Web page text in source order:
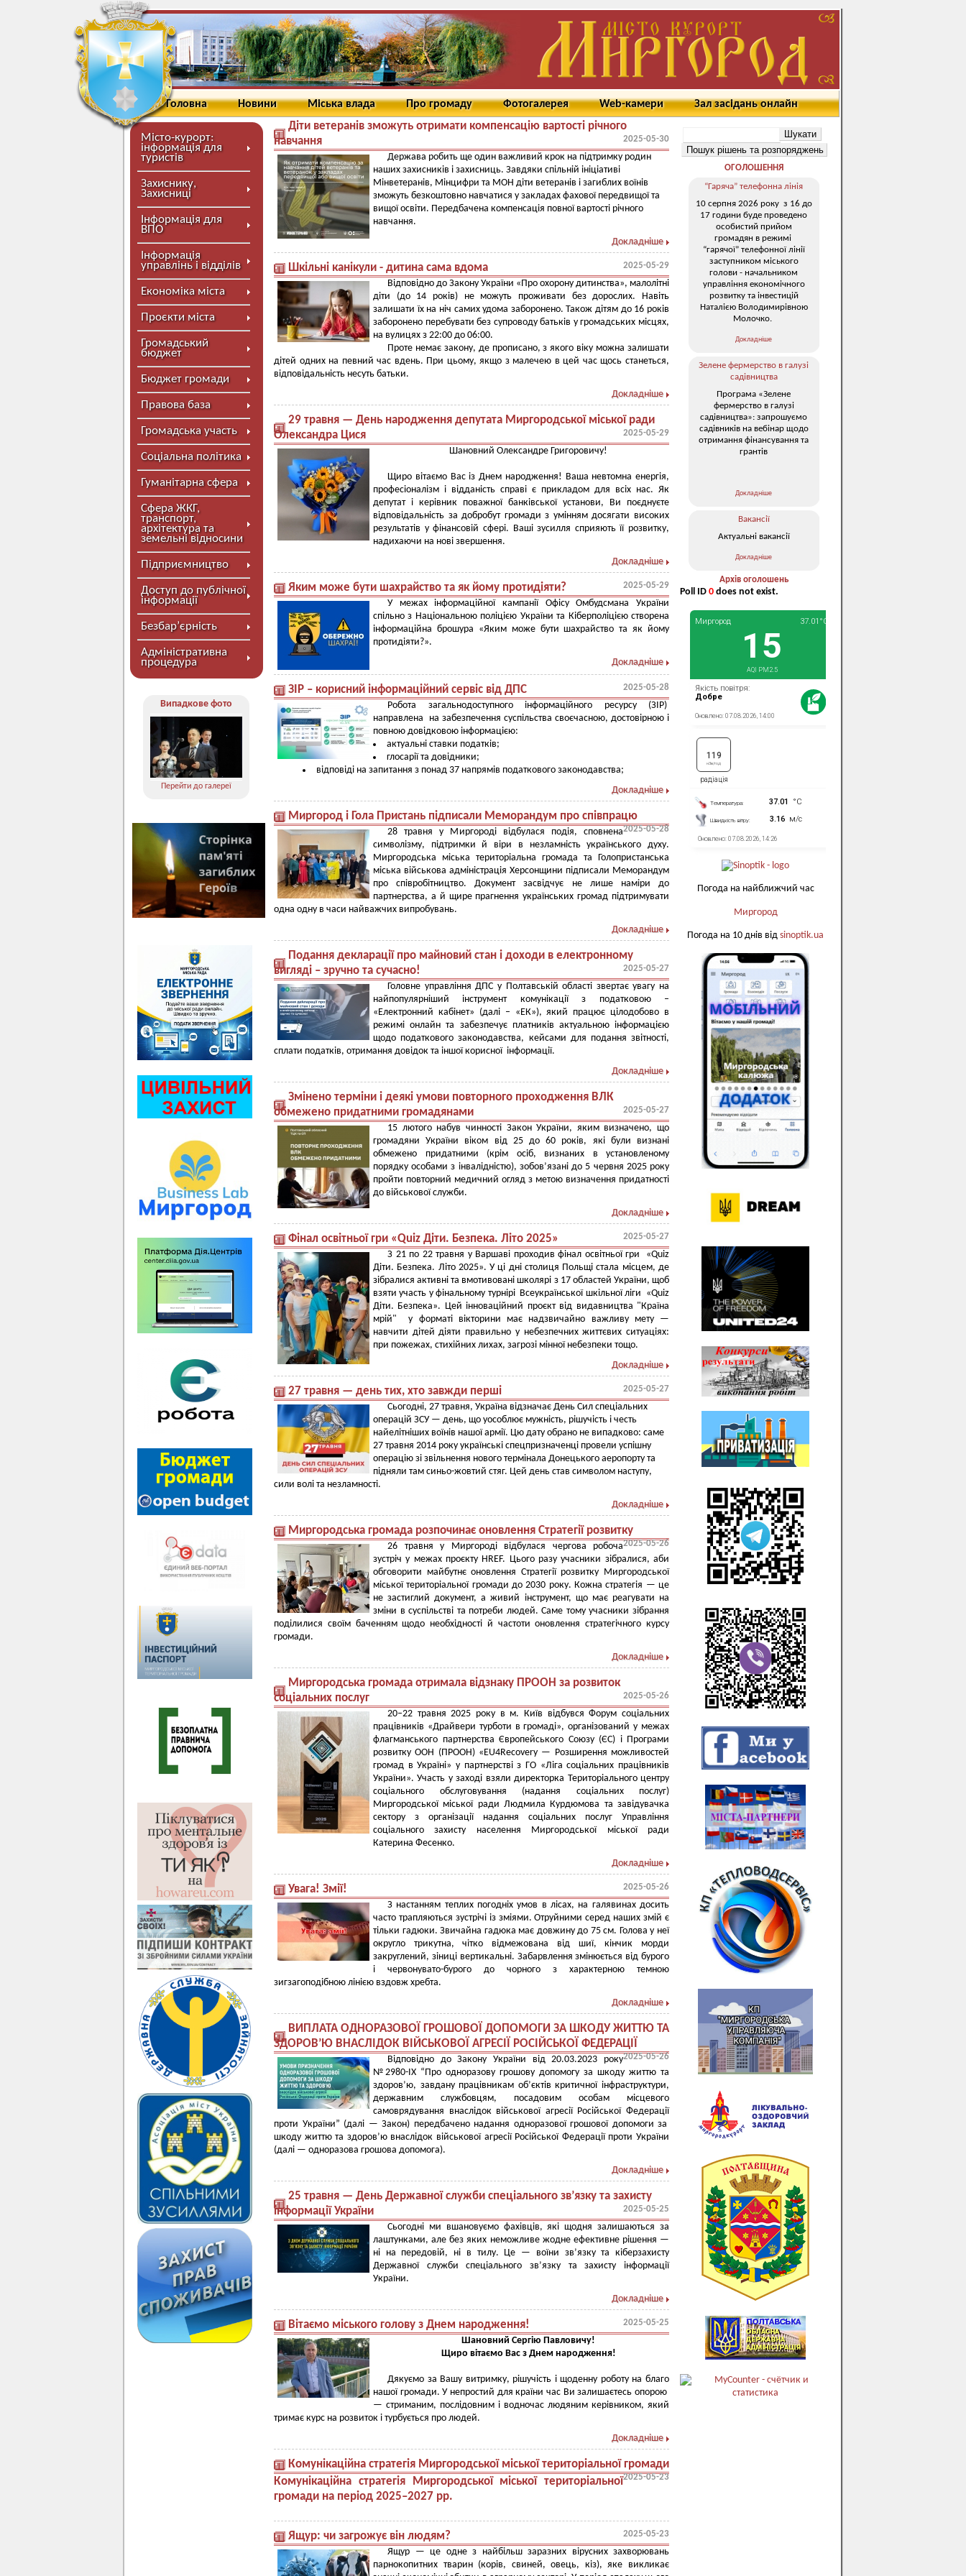
Головна Новини Міська влада Про громаду Фотогалерея Web-камери Зал засідань онлайн
Місто-курорт:
інформація для
туристів
Захиснику,
Захисниці
Інформація для
ВПО
Інформація
управлінь і відділів
Економіка міста
Проєкти міста
Громадський
бюджет
Бюджет громади
Правова база
Громадська участь
Соціальна політика
Гуманітарна сфера
Сфера ЖКГ,
транспорт,
архітектура та
земельні відносини
Підприємництво
Доступ до публічної
інформації
Безбар’єрність
Адміністративна
процедура
Випадкове фото
Перейти до галереї
Діти ветеранів зможуть отримати компенсацію вартості річного
навчання
2025-05-30
Держава робить ще один важливий крок на підтримку родин
наших захисників і захисниць. Завдяки спільній ініціативі
Мінветеранів, Мінцифри та МОН діти ветеранів і загиблих воїнів
зможуть безкоштовно навчатися у закладах фахової передвищої та
вищої освіти. Передбачена компенсація повної вартості річного
навчання.
Докладніше
Шкільні канікули - дитина сама вдома 2025-05-29
Відповідно до Закону України «Про охорону дитинства», малолітні
діти (до 14 років) не можуть проживати без дорослих. Навіть
залишати їх на ніч самих удома заборонено. Також дітям до 16 років
заборонено перебувати без супроводу батьків у громадських місцях,
на вулицях з 22:00 до 06:00.
Проте немає закону, де прописано, з якого віку можна залишати
дітей одних на певний час вдень. При цьому, якщо з малечею в цей час щось станеться,
відповідальність несуть батьки.
Докладніше
29 травня — День народження депутата Миргородської міської ради
Олександра Цися
2025-05-29
Шановний Олександре Григоровичу!
Щиро вітаємо Вас із Днем народження! Ваша невтомна енергія,
професіоналізм і відданість справі є прикладом для всіх нас. Як
депутат і керівник поважної банківської установи, Ви поєднуєте
відповідальність за добробут громади з умінням досягати високих
результатів у фінансовій сфері. Ваші зусилля сприяють її розвитку,
надихаючи на нові звершення.
Докладніше
Яким може бути шахрайство та як йому протидіяти? 2025-05-29
У межах інформаційної кампанії Офісу Омбудсмана України
спільно з Національною поліцією України та Кіберполіцією створена
інформаційна брошура «Яким може бути шахрайство та як йому
протидіяти?».
Докладніше
ЗІР – корисний інформаційний сервіс від ДПС 2025-05-28
Робота загальнодоступного інформаційного ресурсу (ЗІР)
направлена на забезпечення суспільства своєчасною, достовірною і
повною довідковою інформацією:
актуальні ставки податків;
глосарії та довідники;
відповіді на запитання з понад 37 напрямів податкового законодавства;
Докладніше
Миргород і Гола Пристань підписали Меморандум про співпрацю
2025-05-28
28 травня у Миргороді відбулася подія, сповнена
символізму, підтримки й віри в незламність українського духу.
Миргородська міська територіальна громада та Голопристанська
міська військова адміністрація Херсонщини підписали Меморандум
про співробітництво. Документ засвідчує не лише наміри до
партнерства, а й щире прагнення українських громад підтримувати
одна одну в часи найважчих випробувань.
Докладніше
Подання декларації про майновий стан і доходи в електронному
вигляді – зручно та сучасно!
2025-05-27
Головне управління ДПС у Полтавській області звертає увагу на
найпопулярніший інструмент комунікації з податковою –
«Електронний кабінет» (далі – «ЕК»), який працює цілодобово в
режимі онлайн та забезпечує платників актуальною інформацією
щодо податкового законодавства, кейсами для подання звітності,
сплати податків, отримання довідок та іншої корисної інформації.
Докладніше
Змінено терміни і деякі умови повторного проходження ВЛК
обмежено придатними громадянами
2025-05-27
15 лютого набув чинності Закон України, яким визначено, що
громадяни України віком від 25 до 60 років, які були визнані
обмежено придатними (крім осіб, визнаних в установленому
порядку особами з інвалідністю), зобов’язані до 5 червня 2025 року
пройти повторний медичний огляд з метою визначення придатності
до військової служби.
Докладніше
Фінал освітньої гри «Quiz Діти. Безпека. Літо 2025» 2025-05-27
З 21 по 22 травня у Варшаві проходив фінал освітньої гри «Quiz
Діти. Безпека. Літо 2025». У ці дні столиця Польщі стала місцем, де
зібралися активні та вмотивовані школярі з 17 областей України, щоб
взяти участь у фінальному турнірі Всеукраїнської шкільної ліги «Quiz
Діти. Безпека». Цей інноваційний проєкт від видавництва "Країна
мрій" у форматі вікторини має надзвичайно важливу мету —
навчити дітей діяти правильно у небезпечних життєвих ситуаціях:
при пожежах, стихійних лихах, загрозі мінної небезпеки тощо.
Докладніше
27 травня — день тих, хто завжди перші 2025-05-27
Сьогодні, 27 травня, Україна відзначає День Сил спеціальних
операцій ЗСУ — день, що уособлює мужність, рішучість і честь
найелітніших воїнів нашої армії. Цю дату обрано не випадково: саме
27 травня 2014 року українські спецпризначенці провели успішну
операцію зі звільнення нового термінала Донецького аеропорту та
підняли там синьо-жовтий стяг. Цей день став символом наступу,
сили волі та незламності.
Докладніше
Миргородська громада розпочинає оновлення Стратегії розвитку
2025-05-26
26 травня у Миргороді відбулася чергова робоча
зустріч у межах проєкту HREF. Цього разу учасники зібралися, аби
обговорити майбутнє оновлення Стратегії розвитку Миргородської
міської територіальної громади до 2030 року. Кожна стратегія — це
не застиглий документ, а живий інструмент, що має реагувати на
зміни в суспільстві та потреби людей. Саме тому учасники зібрання
поділилися своїм баченням щодо необхідності й частоти оновлення стратегічного курсу
громади.
Докладніше
Миргородська громада отримала відзнаку ПРООН за розвиток
соціальних послуг
2025-05-26
20–22 травня 2025 року в м. Київ відбувся Форум соціальних
працівників «Драйвери турботи в громаді», організований у межах
флагманського партнерства Європейського Союзу (ЄС) і Програми
розвитку ООН (ПРООН) «EU4Recovery — Розширення можливостей
громад в Україні» у партнерстві з ГО «Ліга соціальних працівників
України». Участь у заході взяли директорка Територіального центру
соціального обслуговування (надання соціальних послуг)
Миргородської міської ради Людмила Курдюмова та завідувачка
сектору з організації надання соціальних послуг Управління
соціального захисту населення Миргородської міської ради
Катерина Фесенко.
Докладніше
Увага! Змії! 2025-05-26
З настанням теплих погодніх умов в лісах, на галявинах досить
часто трапляються зустрічі із зміями. Отруйними серед наших змій є
тільки гадюки. Звичайна гадюка має довжину до 75 см. Голова у неї
округло трикутна, чітко відмежована від шиї, кінчик морди
закруглений, зіниці вертикальні. Забарвлення змінюється від бурого
і червонувато-бурого до чорного з характерною темною
зигзагоподібною лінією вздовж хребта.
Докладніше
ВИПЛАТА ОДНОРАЗОВОЇ ГРОШОВОЇ ДОПОМОГИ ЗА ШКОДУ ЖИТТЮ ТА
ЗДОРОВ’Ю ВНАСЛІДОК ВІЙСЬКОВОЇ АГРЕСІЇ РОСІЙСЬКОЇ ФЕДЕРАЦІЇ
2025-05-26
Відповідно до Закону України від 20.03.2023 року
№2980-ІХ “Про одноразову грошову допомогу за шкоду життю та
здоров’ю, завдану працівникам об’єктів критичної інфраструктури,
державним службовцям, посадовим особам місцевого
самоврядування внаслідок військової агресії Російської Федерації
проти України” (далі — Закон) передбачено надання одноразової грошової допомоги за
шкоду життю та здоров’ю внаслідок військової агресії Російської Федерації проти України
(далі — одноразова грошова допомога).
Докладніше
25 травня — День Державної служби спеціального зв’язку та захисту
інформації України
2025-05-25
Сьогодні ми вшановуємо фахівців, які щодня залишаються за
лаштунками, але без яких неможливе жодне ефективне рішення —
ні на передовій, ні в тилу. Це — воїни зв’язку та кіберзахисту
Державної служби спеціального зв’язку та захисту інформації
України.
Докладніше
Вітаємо міського голову з Днем народження! 2025-05-25
Шановний Сергію Павловичу!
Щиро вітаємо Вас з Днем народження!
Дякуємо за Вашу витримку, рішучість і щоденну роботу на благо
нашої громади. У непростий для країни час Ви залишаєтесь опорою
— стриманим, послідовним і водночас людяним керівником, який
тримає курс на розвиток і турбується про людей.
Докладніше
Комунікаційна стратегія Миргородської міської територіальної громади
2025-05-23
Комунікаційна стратегія Миргородської міської територіальної
громади на період 2025–2027 рр.
Ящур: чи загрожує він людям? 2025-05-23
Ящур — це одне з найбільш заразних вірусних захворювань
парнокопитних тварин (корів, свиней, овець, кіз), яке викликає
ОГОЛОШЕННЯ
“Гаряча” телефонна лінія
10 серпня 2026 року з 16 до
17 години буде проведено
особистий прийом
громадян в режимі
“гарячої” телефонної лінії
заступником міського
голови - начальником
управління економічного
розвитку та інвестицій
Наталією Володимирівною
Молочко.
Докладніше
Зелене фермерство в галузі
садівництва
Програма «Зелене
фермерство в галузі
садівництва»: запрошуємо
садівників на вебінар щодо
отримання фінансування та
грантів
Докладніше
Вакансії
Актуальні вакансії
Докладніше
Архів оголошень
Poll ID 0 does not exist.
Погода на найближчий час
Миргород
Погода на 10 днів від sinoptik.ua